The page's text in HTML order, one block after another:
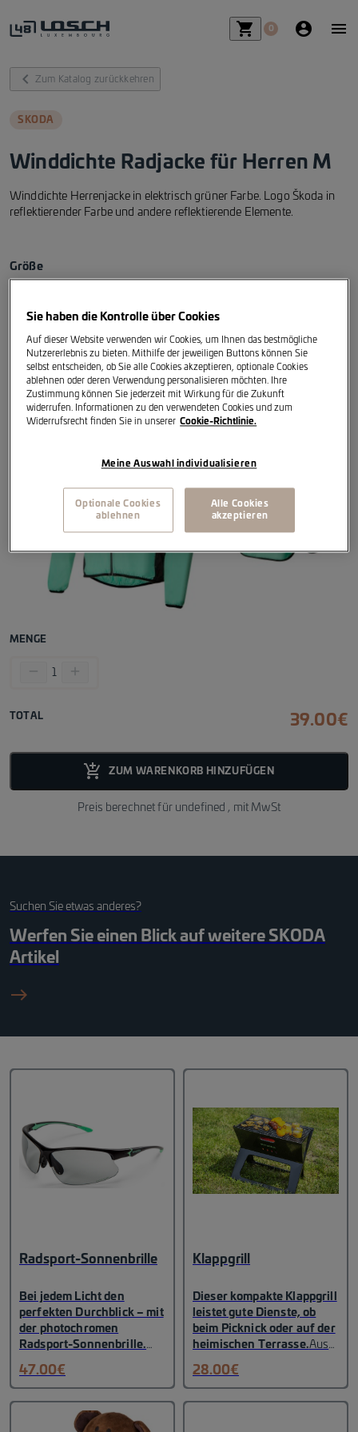
shopping_cart_fill
0
chevron_left_fill
Zum Katalog zurückkehren
SKODA
Winddichte Radjacke für Herren M
Winddichte Herrenjacke in elektrisch grüner Farbe. Logo Škoda in
reflektierender Farbe und andere reflektierende Elemente.
Größe
Artikelreferenz:000084612P
MENGE
add
TOTAL 39.00€
add_shopping_cart_fill
ZUM WARENKORB HINZUFÜGEN
Preis berechnet für undefined , mit MwSt
Suchen Sie etwas anderes?
Werfen Sie einen Blick auf weitere SKODA
Artikel
east_black_24dp
Radsport-Sonnenbrille
Bei jedem Licht den
perfekten Durchblick – mit
der photochromen
Radsport-Sonnenbrille.
leichten und sehr
widerstandsfähigen TR90-
Material. Die Gläser verfärben
sich je nach Intensität des
47.00€
Klappgrill
Dieser kompakte Klappgrill
leistet gute Dienste, ob
beim Picknick oder auf der
heimischen Terrasse.Aus
Schwarz lackiert sieht er
dazu noch schick
28.00€
Sie haben die Kontrolle über Cookies
Auf dieser Website verwenden wir Cookies, um Ihnen das bestmögliche
Nutzererlebnis zu bieten. Mithilfe der jeweiligen Buttons können Sie
selbst entscheiden, ob Sie alle Cookies akzeptieren, optionale Cookies
ablehnen oder deren Verwendung personalisieren möchten. Ihre
Zustimmung können Sie jederzeit mit Wirkung für die Zukunft
widerrufen. Informationen zu den verwendeten Cookies und zum
Widerrufsrecht finden Sie in unserer Cookie-Richtlinie.
Meine Auswahl individualisieren
Optionale Cookies
ablehnen
Alle Cookies
akzeptieren